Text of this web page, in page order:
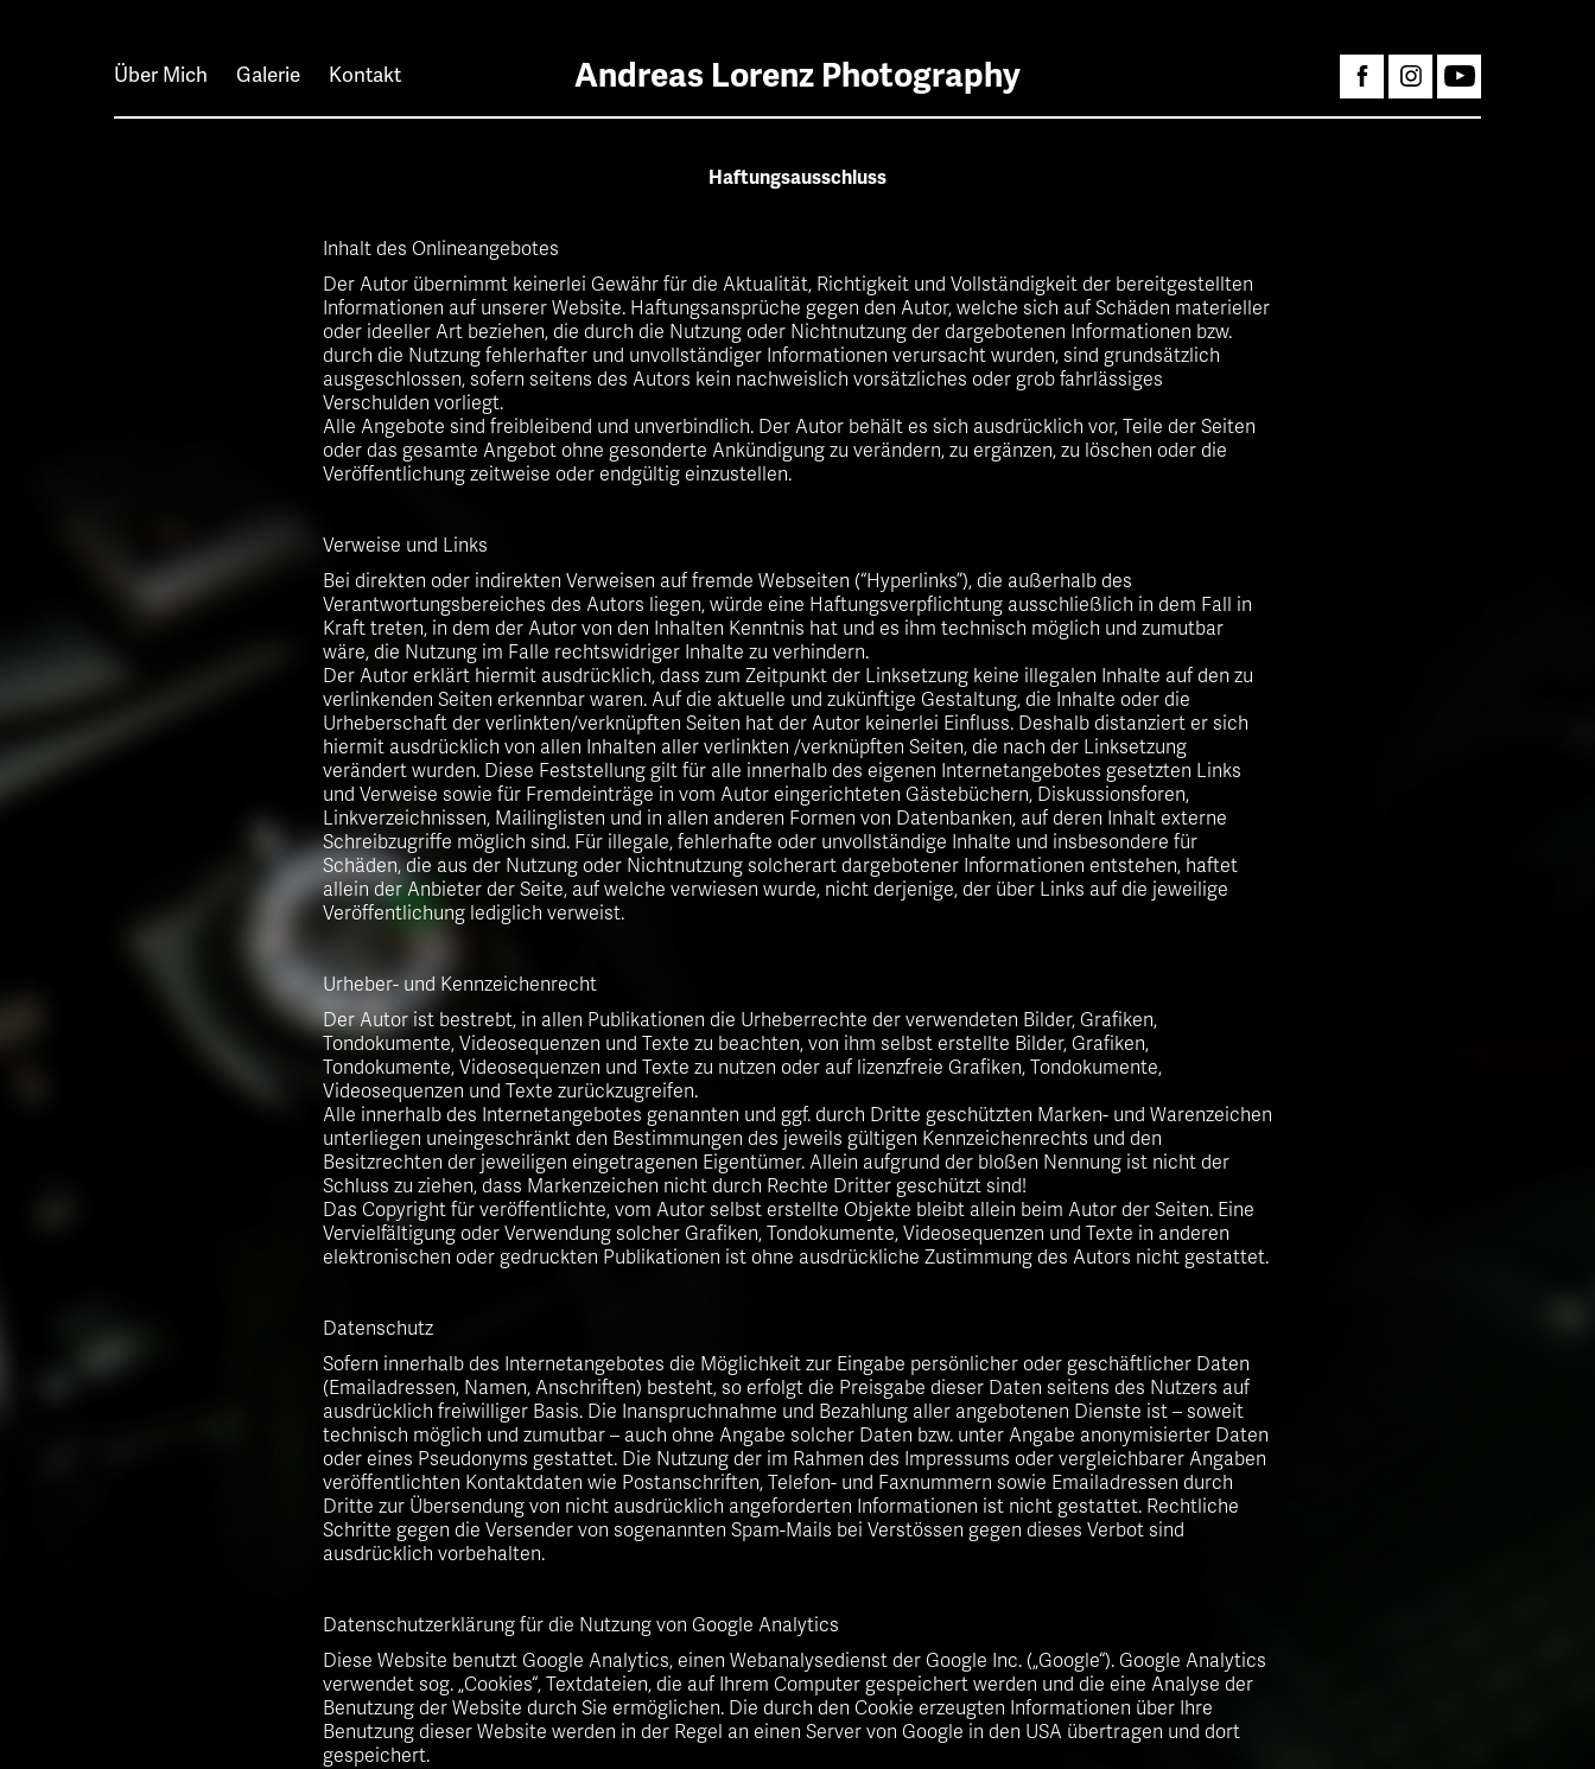
Über Mich Galerie Kontakt Andreas Lorenz Photography
Haftungsausschluss
Inhalt des Onlineangebotes
Der Autor übernimmt keinerlei Gewähr für die Aktualität, Richtigkeit und Vollständigkeit der bereitgestellten
Informationen auf unserer Website. Haftungsansprüche gegen den Autor, welche sich auf Schäden materieller
oder ideeller Art beziehen, die durch die Nutzung oder Nichtnutzung der dargebotenen Informationen bzw.
durch die Nutzung fehlerhafter und unvollständiger Informationen verursacht wurden, sind grundsätzlich
ausgeschlossen, sofern seitens des Autors kein nachweislich vorsätzliches oder grob fahrlässiges
Verschulden vorliegt.
Alle Angebote sind freibleibend und unverbindlich. Der Autor behält es sich ausdrücklich vor, Teile der Seiten
oder das gesamte Angebot ohne gesonderte Ankündigung zu verändern, zu ergänzen, zu löschen oder die
Veröffentlichung zeitweise oder endgültig einzustellen.
Verweise und Links
Bei direkten oder indirekten Verweisen auf fremde Webseiten (“Hyperlinks”), die außerhalb des
Verantwortungsbereiches des Autors liegen, würde eine Haftungsverpflichtung ausschließlich in dem Fall in
Kraft treten, in dem der Autor von den Inhalten Kenntnis hat und es ihm technisch möglich und zumutbar
wäre, die Nutzung im Falle rechtswidriger Inhalte zu verhindern.
Der Autor erklärt hiermit ausdrücklich, dass zum Zeitpunkt der Linksetzung keine illegalen Inhalte auf den zu
verlinkenden Seiten erkennbar waren. Auf die aktuelle und zukünftige Gestaltung, die Inhalte oder die
Urheberschaft der verlinkten/verknüpften Seiten hat der Autor keinerlei Einfluss. Deshalb distanziert er sich
hiermit ausdrücklich von allen Inhalten aller verlinkten /verknüpften Seiten, die nach der Linksetzung
verändert wurden. Diese Feststellung gilt für alle innerhalb des eigenen Internetangebotes gesetzten Links
und Verweise sowie für Fremdeinträge in vom Autor eingerichteten Gästebüchern, Diskussionsforen,
Linkverzeichnissen, Mailinglisten und in allen anderen Formen von Datenbanken, auf deren Inhalt externe
Schreibzugriffe möglich sind. Für illegale, fehlerhafte oder unvollständige Inhalte und insbesondere für
Schäden, die aus der Nutzung oder Nichtnutzung solcherart dargebotener Informationen entstehen, haftet
allein der Anbieter der Seite, auf welche verwiesen wurde, nicht derjenige, der über Links auf die jeweilige
Veröffentlichung lediglich verweist.
Urheber- und Kennzeichenrecht
Der Autor ist bestrebt, in allen Publikationen die Urheberrechte der verwendeten Bilder, Grafiken,
Tondokumente, Videosequenzen und Texte zu beachten, von ihm selbst erstellte Bilder, Grafiken,
Tondokumente, Videosequenzen und Texte zu nutzen oder auf lizenzfreie Grafiken, Tondokumente,
Videosequenzen und Texte zurückzugreifen.
Alle innerhalb des Internetangebotes genannten und ggf. durch Dritte geschützten Marken- und Warenzeichen
unterliegen uneingeschränkt den Bestimmungen des jeweils gültigen Kennzeichenrechts und den
Besitzrechten der jeweiligen eingetragenen Eigentümer. Allein aufgrund der bloßen Nennung ist nicht der
Schluss zu ziehen, dass Markenzeichen nicht durch Rechte Dritter geschützt sind!
Das Copyright für veröffentlichte, vom Autor selbst erstellte Objekte bleibt allein beim Autor der Seiten. Eine
Vervielfältigung oder Verwendung solcher Grafiken, Tondokumente, Videosequenzen und Texte in anderen
elektronischen oder gedruckten Publikationen ist ohne ausdrückliche Zustimmung des Autors nicht gestattet.
Datenschutz
Sofern innerhalb des Internetangebotes die Möglichkeit zur Eingabe persönlicher oder geschäftlicher Daten
(Emailadressen, Namen, Anschriften) besteht, so erfolgt die Preisgabe dieser Daten seitens des Nutzers auf
ausdrücklich freiwilliger Basis. Die Inanspruchnahme und Bezahlung aller angebotenen Dienste ist – soweit
technisch möglich und zumutbar – auch ohne Angabe solcher Daten bzw. unter Angabe anonymisierter Daten
oder eines Pseudonyms gestattet. Die Nutzung der im Rahmen des Impressums oder vergleichbarer Angaben
veröffentlichten Kontaktdaten wie Postanschriften, Telefon- und Faxnummern sowie Emailadressen durch
Dritte zur Übersendung von nicht ausdrücklich angeforderten Informationen ist nicht gestattet. Rechtliche
Schritte gegen die Versender von sogenannten Spam-Mails bei Verstössen gegen dieses Verbot sind
ausdrücklich vorbehalten.
Datenschutzerklärung für die Nutzung von Google Analytics
Diese Website benutzt Google Analytics, einen Webanalysedienst der Google Inc. („Google“). Google Analytics
verwendet sog. „Cookies“, Textdateien, die auf Ihrem Computer gespeichert werden und die eine Analyse der
Benutzung der Website durch Sie ermöglichen. Die durch den Cookie erzeugten Informationen über Ihre
Benutzung dieser Website werden in der Regel an einen Server von Google in den USA übertragen und dort
gespeichert.